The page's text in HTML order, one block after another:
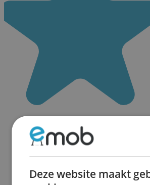
Deze website maakt